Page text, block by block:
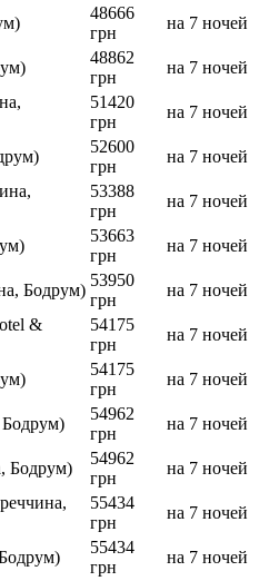
48666
грн
на 7 ночей
48862
грн
на 7 ночей
51420
грн
на 7 ночей
52600
грн
на 7 ночей
53388
грн
на 7 ночей
53663
грн
на 7 ночей
Бодрум)
53950
грн
на 7 ночей
&
54175
грн
на 7 ночей
54175
грн
на 7 ночей
54962
грн
на 7 ночей
Бодрум)
54962
грн
на 7 ночей
55434
грн
на 7 ночей
55434
грн
на 7 ночей